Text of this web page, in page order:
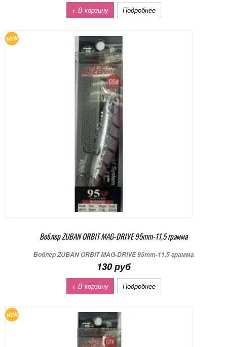
+ В корзину Подробнее
Воблер ZUBAN ORBIT MAG-DRIVE 95mm-11,5 грамма
Воблер ZUBAN ORBIT MAG-DRIVE 95mm-11,5 грамма
130 руб
+ В корзину Подробнее